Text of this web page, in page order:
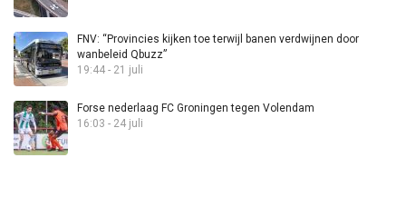
FNV: “Provincies kijken toe terwijl banen verdwijnen door
wanbeleid Qbuzz”
19:44 - 21 juli
Forse nederlaag FC Groningen tegen Volendam
16:03 - 24 juli